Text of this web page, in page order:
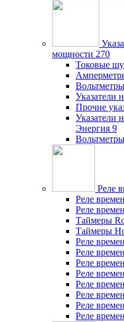
мощности 270
Токовые
Указатели
Прочие
Указатели
Энергия 9
Реле
Реле
Реле
Таймеры
Таймеры
Реле
Реле
Реле
Реле
Реле
Реле
Реле
Реле